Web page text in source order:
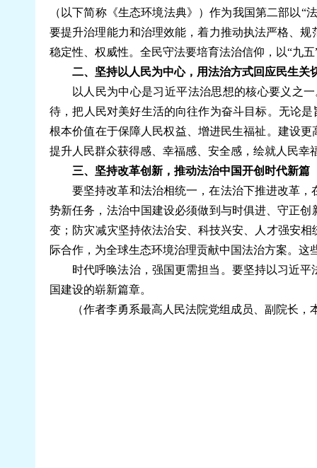
（以下简称《生态环境法典》）作为我国第二部以
要提升治理能力和治理效能，着力推动执法严格、
稳定性、权威性。全民守法要培育法治信仰，以“九
二、坚持以人民为中心，用法治方式回应民生关
以人民为中心是习近平法治思想的核心要义之
待，把人民对美好生活的向往作为奋斗目标。无论
根本价值在于保障人民权益、增进民生福祉。建设
提升人民群众获得感、幸福感、安全感，绘就人民幸
三、坚持改革创新，推动法治中国开创时代新篇
要坚持改革和法治相统一，在法治下推进改革
势新任务，法治中国建设必须做到与时俱进、守正
变；防灾减灾坚持依法治安、科技兴安、人才强安
际合作，为全球生态环境治理贡献中国法治方案。
时代呼唤法治，强国更需担当。要坚持以习近
国建设的崭新篇章。
（作者李勇系最高人民法院党组成员、副院长